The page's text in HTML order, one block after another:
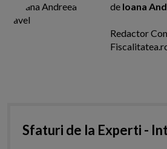
de Ioana
Redactor
Sfaturi de la Experti -